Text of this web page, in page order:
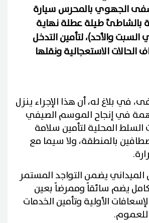
الجهوي بالمحرس سيارة
بالشاطئ طيلة عطلة نهاية
والأحد)، لتأمين التدخل
الاستعجالية ونقلها
في بلاغ له، أن هذا الإجراء ينزل
في إنجاح الموسم الصيفي
المحلية لتأمين سلامة
بالمنطقة، ولا سيما مع
الميداني يضمن التواجد المستمر
يضم سائقاً وممرضاً بعين
الأولية وتأمين الخدمات